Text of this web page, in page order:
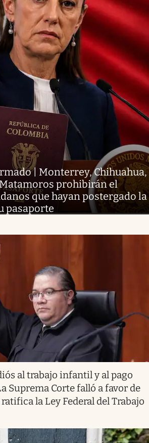
| Monterrey, Chihuahua,
prohibirán el
que hayan postergado la
pasaporte
al trabajo infantil y al pago
Suprema Corte falló a favor de
la Ley Federal del Trabajo